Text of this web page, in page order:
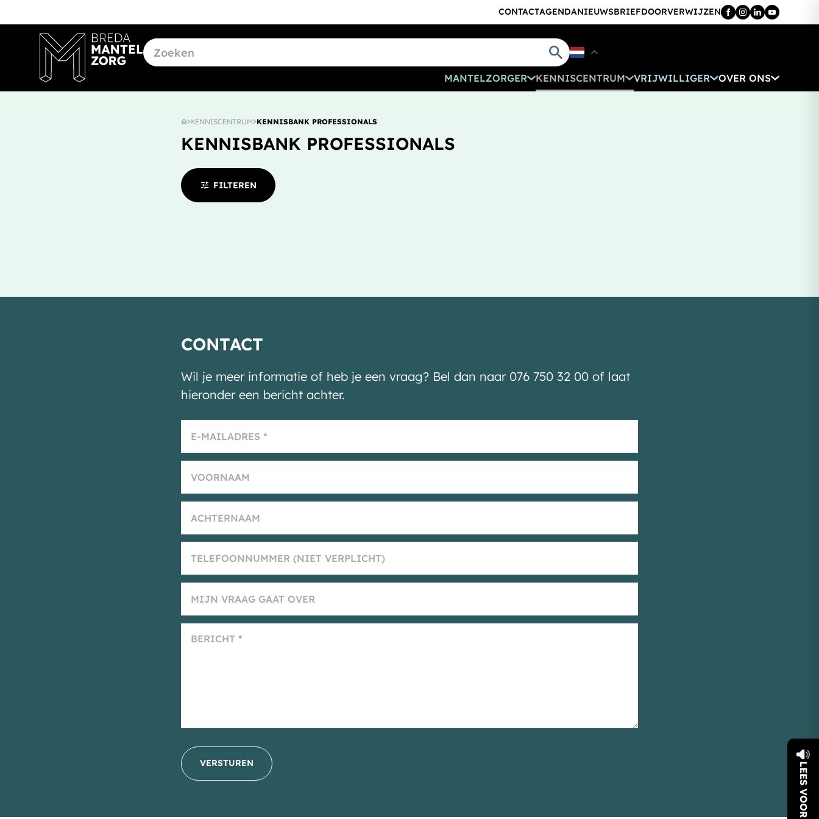
CONTACTAGENDANIEUWSBRIEFDOORVERWIJZEN
MANTELZORGER KENNISCENTRUM VRIJWILLIGER OVER ONS
KENNISCENTRUM KENNISBANK PROFESSIONALS
KENNISBANK PROFESSIONALS
tune FILTEREN
CONTACT
Wil je meer informatie of heb je een vraag? Bel dan naar 076 750 32 00 of laat
hieronder een bericht achter.
VERSTUREN LEES VOOR